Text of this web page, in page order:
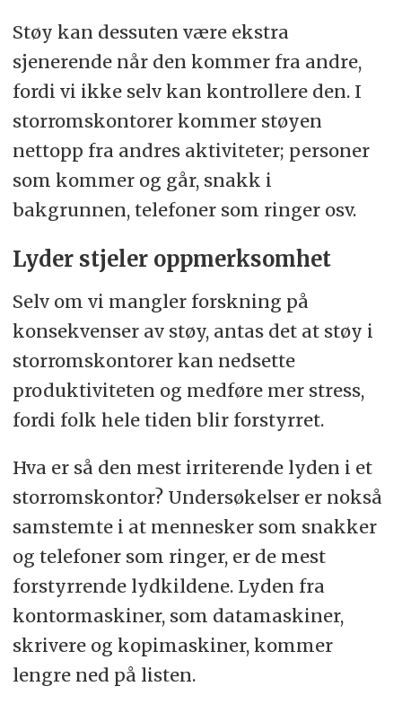
Støy kan dessuten være ekstra
sjenerende når den kommer fra andre,
fordi vi ikke selv kan kontrollere den. I
storroms­kontorer kommer støyen
nettopp fra andres aktiviteter; personer
som kommer og går, snakk i
bakgrunnen, telefoner som ringer osv.
Lyder stjeler oppmerksomhet
Selv om vi mangler forskning på
konsekvenser av støy, antas det at støy i
storroms­kontorer kan nedsette
produktiviteten og medføre mer stress,
fordi folk hele tiden blir forstyrret.
Hva er så den mest irriterende lyden i et
storroms­kontor? Under­søkelser er nokså
samstemte i at mennesker som snakker
og telefoner som ringer, er de mest
forstyrrende lydkildene. Lyden fra
kontor­maskiner, som data­maskiner,
skrivere og kopi­maskiner, kommer
lengre ned på listen.